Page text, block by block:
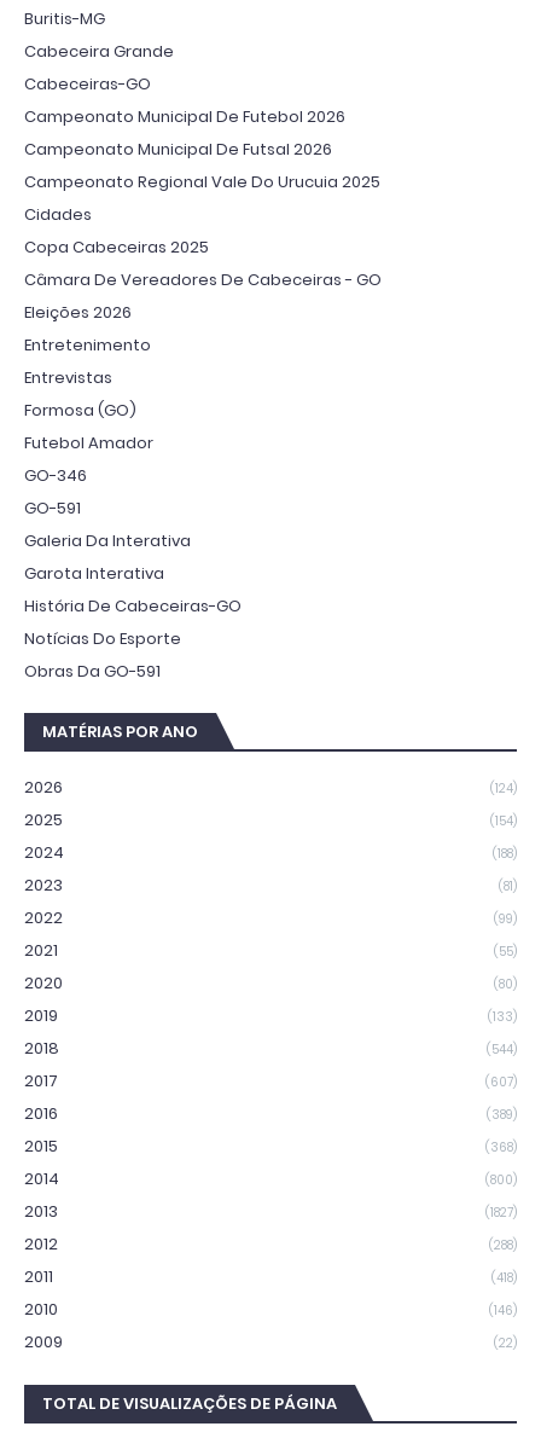
Buritis-MG
Cabeceira Grande
Cabeceiras-GO
Campeonato Municipal De Futebol 2026
Campeonato Municipal De Futsal 2026
Campeonato Regional Vale Do Urucuia 2025
Cidades
Copa Cabeceiras 2025
Câmara De Vereadores De Cabeceiras - GO
Eleições 2026
Entretenimento
Entrevistas
Formosa (GO)
Futebol Amador
GO-346
GO-591
Galeria Da Interativa
Garota Interativa
História De Cabeceiras-GO
Notícias Do Esporte
Obras Da GO-591
MATÉRIAS POR ANO
2026 (124)
2025 (154)
2024 (188)
2023 (81)
2022 (99)
2021 (55)
2020 (80)
2019 (133)
2018 (544)
2017 (607)
2016 (389)
2015 (368)
2014 (800)
2013 (1827)
2012 (288)
2011 (418)
2010 (146)
2009 (22)
TOTAL DE VISUALIZAÇÕES DE PÁGINA